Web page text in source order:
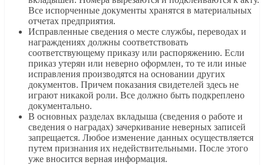
Все испорченные документы хранятся в материальных
отчетах предприятия.
Исправленные сведения о месте службы, переводах и
награждениях должны соответствовать
соответствующему приказу или распоряжению. Если
приказ утерян или неверно оформлен, то те или иные
исправления производятся на основании других
документов. Причем показания свидетелей здесь не
играют никакой роли. Все должно быть подкреплено
документально.
В основных разделах вкладыша (сведения о работе и
сведения о наградах) зачеркивание неверных записей
запрещается. Любое изменение данных осуществляется
путем признания их недействительными. После этого
уже вносится верная информация.